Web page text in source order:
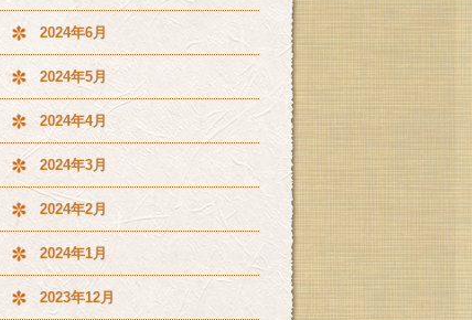
2024年6月
2024年5月
2024年4月
2024年3月
2024年2月
2024年1月
2023年12月